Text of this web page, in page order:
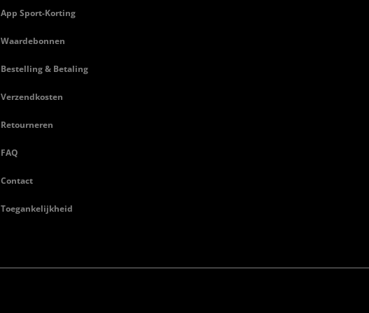
App Sport-Korting
Waardebonnen
Bestelling & Betaling
Verzendkosten
Retourneren
FAQ
Contact
Toegankelijkheid